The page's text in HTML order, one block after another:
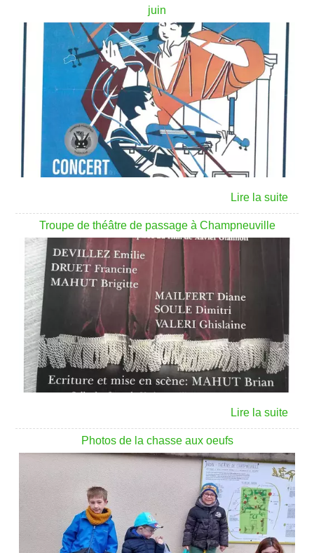
juin
Troupe de théâtre de passage à Champneuville
Photos de la chasse aux oeufs